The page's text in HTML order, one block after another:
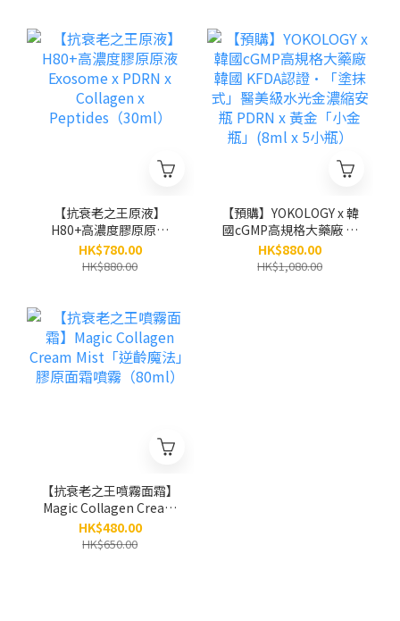
【抗衰老之王原液】
H80+高濃度膠原原液
Exosome x PDRN x
Collagen x
HK$780.00
HK$880.00
【預購】YOKOLOGY x 韓
國cGMP高規格大藥廠 韓
國 KFDA認證•「塗抹
式」醫美級水光金濃縮安
HK$880.00
HK$1,080.00
【抗衰老之王噴霧面霜】
Magic Collagen Cream
Mist「逆齡魔法」膠原面
霜噴霧（80ml）
HK$480.00
HK$650.00